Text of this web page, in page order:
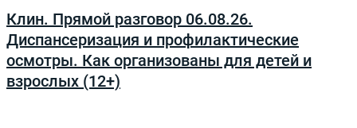
Клин. Прямой разговор 06.08.26.
Диспансеризация и профилактические
осмотры. Как организованы для детей и
взрослых (12+)